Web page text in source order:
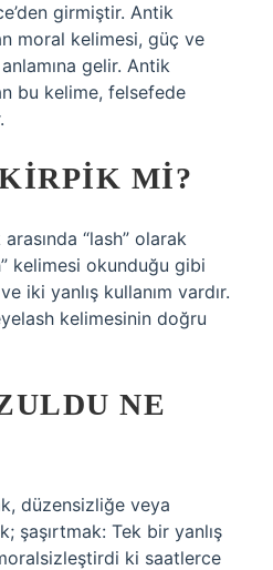
girmiştir. Antik
moral kelimesi, güç ve
gelir. Antik
bu kelime, felsefede
MI?
“lash” olarak
kelimesi okunduğu gibi
iki yanlış kullanım vardır.
kelimesinin doğru
NE
düzensizliğe veya
şaşırtmak: Tek bir yanlış
ki saatlerce